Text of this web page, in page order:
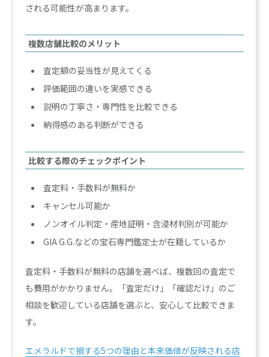
される可能性が高まります。
複数店舗比較のメリット
査定額の妥当性が見えてくる
評価範囲の違いを実感できる
説明の丁寧さ・専門性を比較できる
納得感のある判断ができる
比較する際のチェックポイント
査定料・手数料が無料か
キャンセル可能か
ノンオイル判定・産地証明・含浸材判別が可能か
GIA G.G.などの宝石専門鑑定士が在籍しているか
査定料・手数料が無料の店舗を選べば、複数回の査定で
も費用がかかりません。「査定だけ」「確認だけ」のご
相談を歓迎している店舗を選ぶと、安心して比較できま
す。
エメラルドで損する5つの理由と本来価値が反映される店